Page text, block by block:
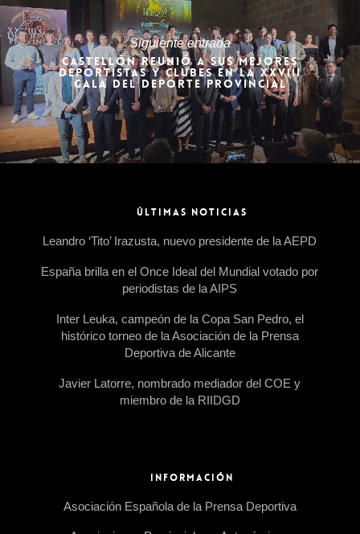
Siguiente entrada
CASTELLÓN REUNIÓ A SUS MEJORES
DEPORTISTAS Y CLUBES EN LA XXVIII
GALA DEL DEPORTE PROVINCIAL
ÚLTIMAS NOTICIAS
Leandro ‘Tito’ Irazusta, nuevo presidente de la AEPD
España brilla en el Once Ideal del Mundial votado por
periodistas de la AIPS
Inter Leuka, campeón de la Copa San Pedro, el
histórico torneo de la Asociación de la Prensa
Deportiva de Alicante
Javier Latorre, nombrado mediador del COE y
miembro de la RIIDGD
INFORMACIÓN
Asociación Española de la Prensa Deportiva